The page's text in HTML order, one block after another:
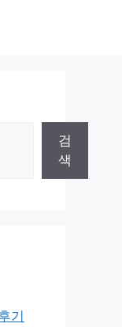
검
색
기